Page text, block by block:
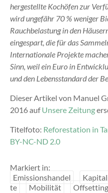
hergestellte Kochöfen zur
wird ungefähr 70 % weniger
Rauchbelastung in den
eingespart, die für das
Internationale Projekte
Sinn, weil ein Euro in
und den Lebensstandard der
Dieser Artikel von Manuel
2016 aufUnsere Zeitung
Titelfoto: Reforestation in
BY-NC-ND 2.0
Markiert in:
Emissionshandel
te
Mobilität Offsetting